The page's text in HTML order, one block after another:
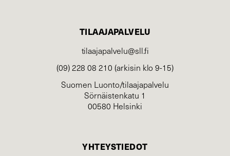
TILAAJAPALVELU
tilaajapalvelu@sll.fi
(09) 228 08 210 (arkisin klo 9-15)
Suomen Luonto/tilaajapalvelu
Sörnäistenkatu 1
00580 Helsinki
YHTEYSTIEDOT